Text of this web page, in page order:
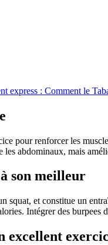
express : Comment le
pour renforcer les
les abdominaux, mais
son meilleur
squat, et constitue un
Intégrer des
excellent